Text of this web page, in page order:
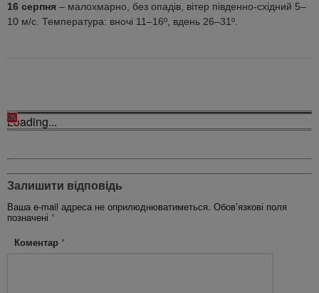
16 серпня – малохмарно, без опадів, вітер південно-східний 5–
10 м/с. Температура: вночі 11–16º, вдень 26–31º.
Loading...
Залишити відповідь
Ваша e-mail адреса не оприлюднюватиметься. Обов’язкові поля
позначені *
Коментар *